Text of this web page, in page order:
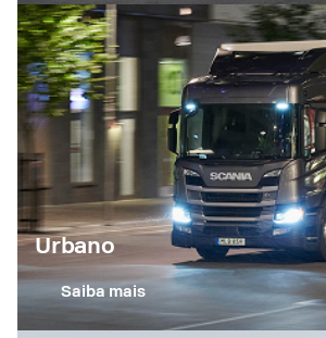
Urbano
Saiba mais